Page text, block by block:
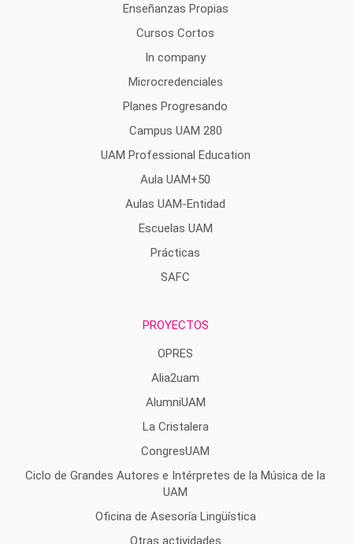
Enseñanzas Propias
Cursos Cortos
In company
Microcredenciales
Planes Progresando
Campus UAM 280
UAM Professional Education
Aula UAM+50
Aulas UAM-Entidad
Escuelas UAM
Prácticas
SAFC
PROYECTOS
OPRES
Alia2uam
AlumniUAM
La Cristalera
CongresUAM
Ciclo de Grandes Autores e Intérpretes de la Música de la
UAM
Oficina de Asesoría Lingüística
Otras actividades